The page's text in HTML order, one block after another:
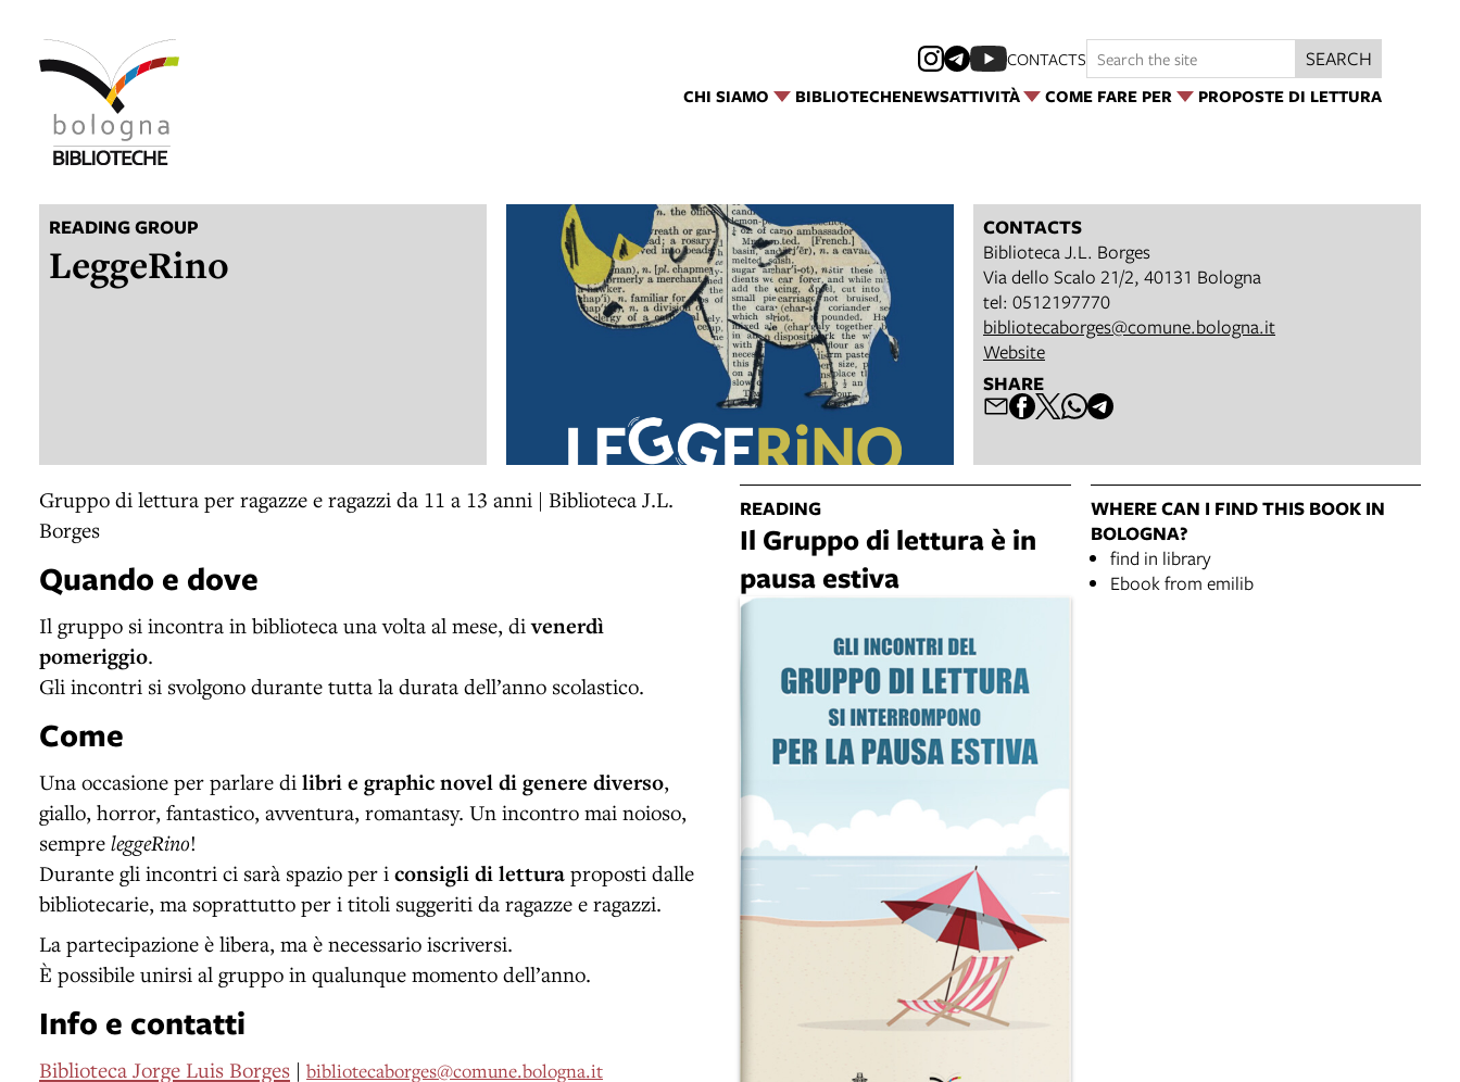
CHI SIAMO BIBLIOTECHENEWSATTIVITÀ COME FARE PER PROPOSTE DI LETTURA
CONTACTS SEARCH
READING GROUP
LeggeRino
CONTACTS
Biblioteca J.L. Borges
Via dello Scalo 21/2, 40131 Bologna
tel: 0512197770
bibliotecaborges@comune.bologna.it
Website
SHARE
Gruppo di lettura per ragazze e ragazzi da 11 a 13 anni | Biblioteca J.L.
Borges
Quando e dove
Il gruppo si incontra in biblioteca una volta al mese, divenerdì
pomeriggio.
Gli incontri si svolgono durante tutta la durata dell’anno scolastico.
Come
Una occasione per parlare di libri e graphic novel di genere diverso,
giallo, horror, fantastico, avventura, romantasy. Un incontro mai noioso,
sempre leggeRino!
Durante gli incontri ci sarà spazio per i consigli di lettura proposti dalle
bibliotecarie, ma soprattutto per i titoli suggeriti da ragazze e ragazzi.
La partecipazione è libera, ma è necessario iscriversi.
È possibile unirsi al gruppo in qualunque momento dell’anno.
Info e contatti
Biblioteca Jorge Luis Borges | bibliotecaborges@comune.bologna.it
READING
Il Gruppo di lettura è in
pausa estiva
WHERE CAN I FIND THIS BOOK IN
BOLOGNA?
find in library
Ebook from emilib